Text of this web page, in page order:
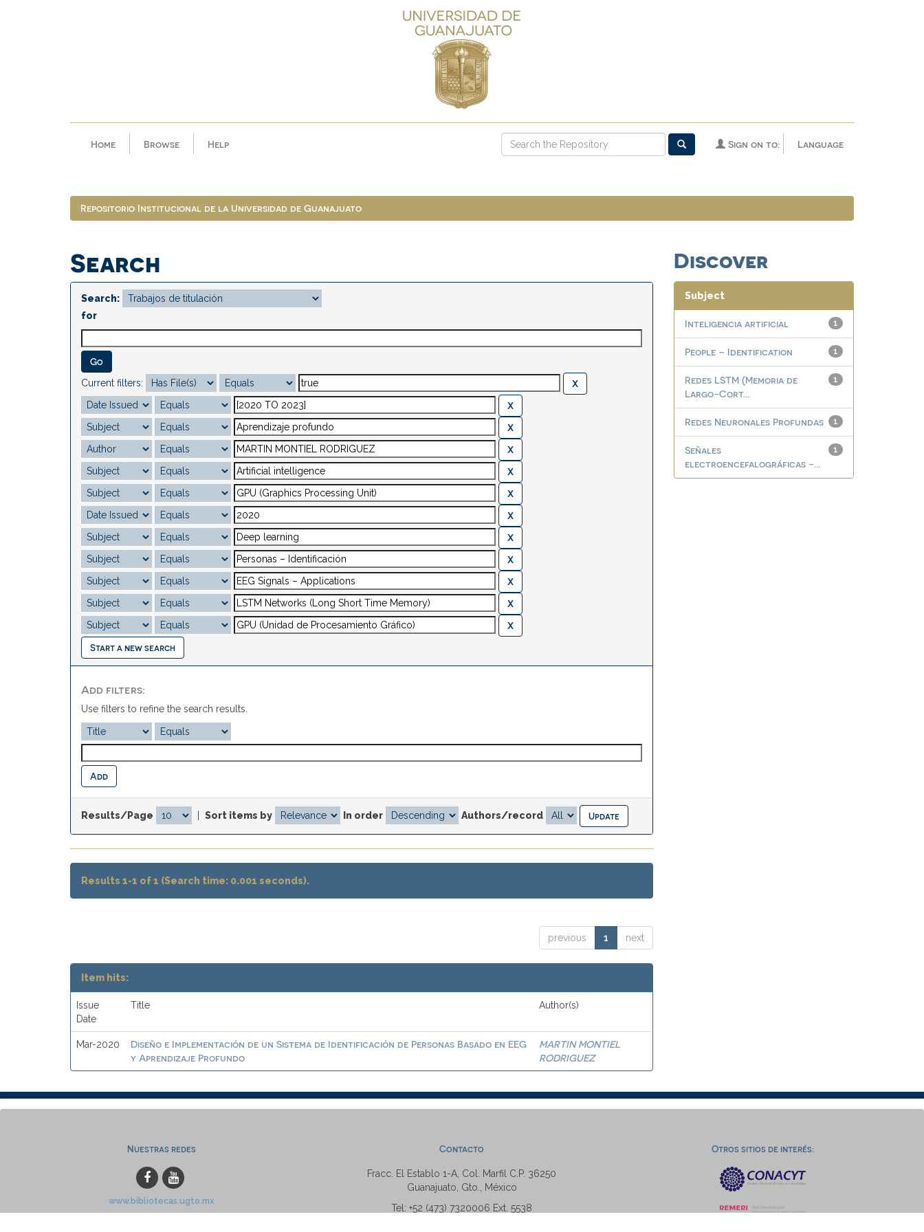
Home Browse Help Language
Sign on to:
Repositorio Institucional de la Universidad de Guanajuato
Search
Search:
for
Current filters:
Start a new search
Add filters:
Use filters to refine the search results.
Results/Page Sort items by In order Authors/record
Results 1-1 of 1 (Search time: 0.001 seconds).
previous 1 next
Item hits:
Issue
Date
Title Author(s)
Mar-2020
Diseño e Implementación de un Sistema de Identificación de Personas Basado en EEG
y Aprendizaje Profundo
MARTIN MONTIEL
RODRIGUEZ
Discover
Subject
1
Inteligencia artificial
1
People – Identification
1
Redes LSTM (Memoria de
Largo-Cort...
1
Redes Neuronales Profundas
1
Señales
electroencefalográficas -...
Nuestras redes
www.bibliotecas.ugto.mx
Contacto
Fracc. El Establo 1-A, Col. Marfil C.P. 36250
Guanajuato, Gto., México
Tel: +52 (473) 7320006 Ext. 5538
Otros sitios de interés: